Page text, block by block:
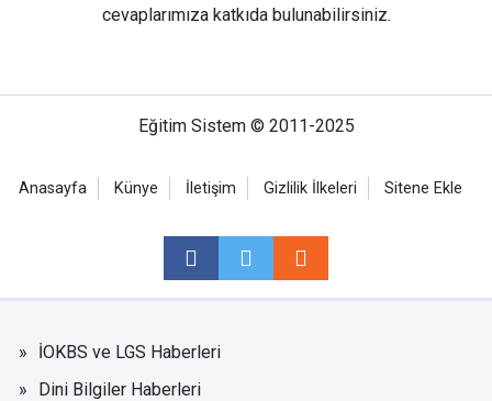
cevaplarımıza katkıda bulunabilirsiniz.
Eğitim Sistem © 2011-2025
Anasayfa Künye İletişim Gizlilik İlkeleri Sitene Ekle
İOKBS ve LGS Haberleri
Dini Bilgiler Haberleri